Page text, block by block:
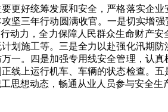
好统筹发展和安全，严格落实企业
坚三年行动圆满收官。一是切实增
动力，全力保障人民群众生命财产
划施工等。三是全力以赴强化汛期
一。四是加强专用线安全管理，认
线上运行机车、车辆的状态检查。
思想动态，畅通从业人员参与安全